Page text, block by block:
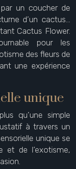
un coucher de
d’un cactus…
Cactus Flower.
pour les
des fleurs de
une expérience
unique
qu’une simple
à travers un
unique se
et de l’exotisme,